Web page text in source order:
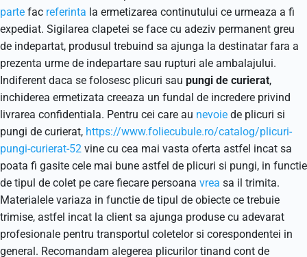
parte fac referinta la ermetizarea continutului ce urmeaza a fi
expediat. Sigilarea clapetei se face cu adeziv permanent greu
de indepartat, produsul trebuind sa ajunga la destinatar fara a
prezenta urme de indepartare sau rupturi ale ambalajului.
Indiferent daca se folosesc plicuri sau pungi de curierat,
inchiderea ermetizata creeaza un fundal de incredere privind
livrarea confidentiala. Pentru cei care au nevoie de plicuri si
pungi de curierat, https://www.foliecubule.ro/catalog/plicuri-
pungi-curierat-52 vine cu cea mai vasta oferta astfel incat sa
poata fi gasite cele mai bune astfel de plicuri si pungi, in functie
de tipul de colet pe care fiecare persoana vrea sa il trimita.
Materialele variaza in functie de tipul de obiecte ce trebuie
trimise, astfel incat la client sa ajunga produse cu adevarat
profesionale pentru transportul coletelor si corespondentei in
general. Recomandam alegerea plicurilor tinand cont de